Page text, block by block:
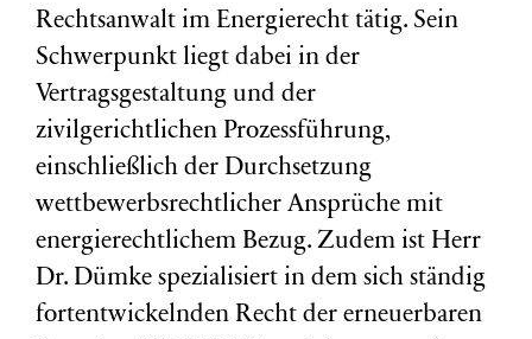
Rechtsanwalt im Energierecht tätig. Sein
Schwerpunkt liegt dabei in der
Vertragsgestaltung und der
zivilgerichtlichen Prozessführung,
einschließlich der Durchsetzung
wettbewerbsrechtlicher Ansprüche mit
energierechtlichem Bezug. Zudem ist Herr
Dr. Dümke spezialisiert in dem sich ständig
fortentwickelnden Recht der erneuerbaren